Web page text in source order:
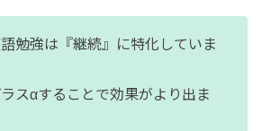
勉強は『継続』に特化していま
スαすることで効果がより出ま